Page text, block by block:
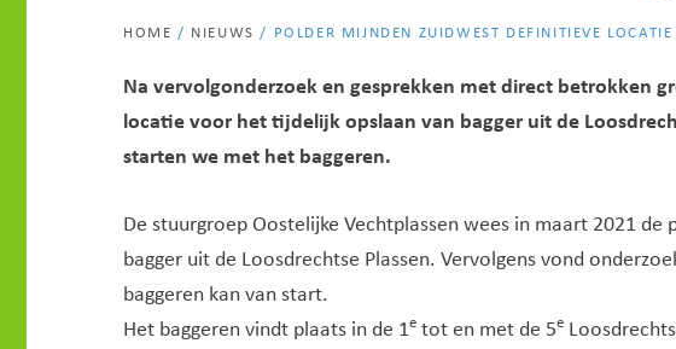
HOME / NIEUWS / POLDER MIJNDEN ZUIDWEST DEFINITIEVE
Na vervolgonderzoek en gesprekken met direct betrokken
locatie voor het tijdelijk opslaan van bagger uit de
starten we met het baggeren.
De stuurgroep Oostelijke Vechtplassen wees in maart 2021
bagger uit de Loosdrechtse Plassen. Vervolgens vond
baggeren kan van start.
Het baggeren vindt plaats in de 1e tot en met de 5e